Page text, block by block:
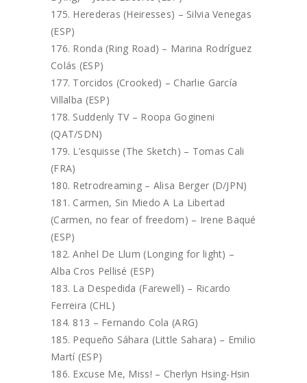
Herederas (Heiresses) – Silvia Venegas
(ESP)
Ronda (Ring Road) – Marina Rodríguez
Colás (ESP)
Torcidos (Crooked) – Charlie García
Villalba (ESP)
Suddenly TV – Roopa Gogineni
(QAT/SDN)
L’esquisse (The Sketch) – Tomas Cali
(FRA)
Retrodreaming – Alisa Berger (D/JPN)
Carmen, Sin Miedo A La Libertad
(Carmen, no fear of freedom) – Irene Baqué
(ESP)
Anhel De Llum (Longing for light) –
Alba Cros Pellisé (ESP)
La Despedida (Farewell) – Ricardo
Ferreira (CHL)
813 – Fernando Cola (ARG)
Pequeño Sáhara (Little Sahara) – Emilio
Martí (ESP)
Excuse Me, Miss! – Cherlyn Hsing-Hsin